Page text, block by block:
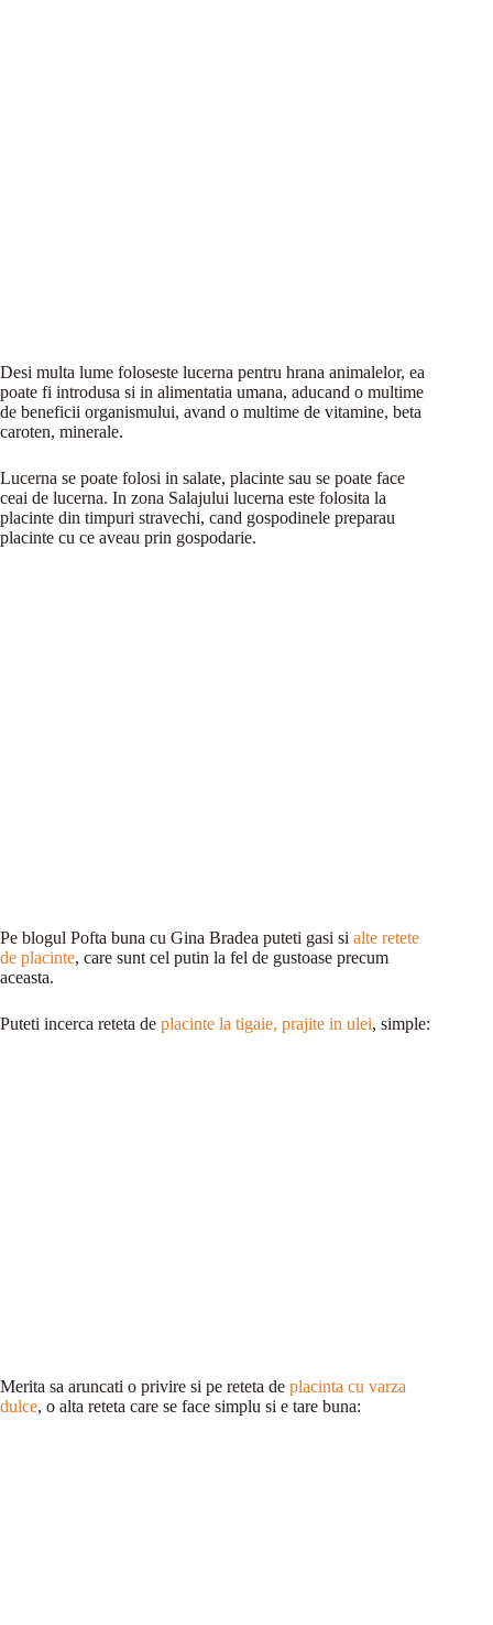
Desi multa lume foloseste lucerna pentru hrana animalelor, ea
poate fi introdusa si in alimentatia umana, aducand o multime
de beneficii organismului, avand o multime de vitamine, beta
caroten, minerale.
Lucerna se poate folosi in salate, placinte sau se poate face
ceai de lucerna. In zona Salajului lucerna este folosita la
placinte din timpuri stravechi, cand gospodinele preparau
placinte cu ce aveau prin gospodarie.
Pe blogul Pofta buna cu Gina Bradea puteti gasi si alte retete
de placinte, care sunt cel putin la fel de gustoase precum
aceasta.
Puteti incerca reteta de placinte la tigaie, prajite in ulei, simple:
Merita sa aruncati o privire si pe reteta de placinta cu varza
dulce, o alta reteta care se face simplu si e tare buna: